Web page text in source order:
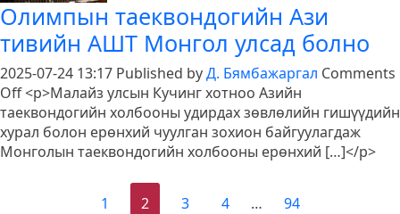
Олимпын таеквондогийн Ази
тивийн АШТ Монгол улсад болно
2025-07-24 13:17 Published byД. Бямбажаргал Comments
Offon
Олимпын
таеквондогийн
Ази
<p>Малайз улсын Кучинг хотноо Азийн
таеквондогийн холбооны удирдах зөвлөлийн гишүүдийн
хурал болон ерөнхий чуулган зохион байгуулагдаж
Монголын таеквондогийн холбооны ерөнхий […]</p>
1 2 3 4 … 94